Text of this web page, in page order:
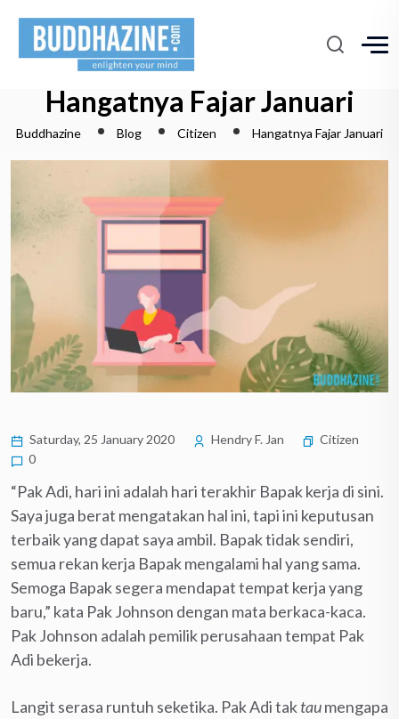
Hangatnya Fajar Januari
Buddhazine Blog Citizen Hangatnya Fajar Januari
Saturday, 25 January 2020 Hendry F. Jan
Citizen
0
“Pak Adi, hari ini adalah hari terakhir Bapak kerja di sini.
Saya juga berat mengatakan hal ini, tapi ini keputusan
terbaik yang dapat saya ambil. Bapak tidak sendiri,
semua rekan kerja Bapak mengalami hal yang sama.
Semoga Bapak segera mendapat tempat kerja yang
baru,” kata Pak Johnson dengan mata berkaca-kaca.
Pak Johnson adalah pemilik perusahaan tempat Pak
Adi bekerja.
Langit serasa runtuh seketika. Pak Adi taktaumengapa